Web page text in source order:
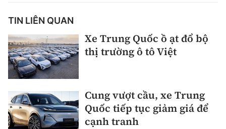
TIN LIÊN QUAN
Xe Trung Quốc ồ ạt đổ bộ
thị trường ô tô Việt
Cung vượt cầu, xe Trung
Quốc tiếp tục giảm giá để
cạnh tranh